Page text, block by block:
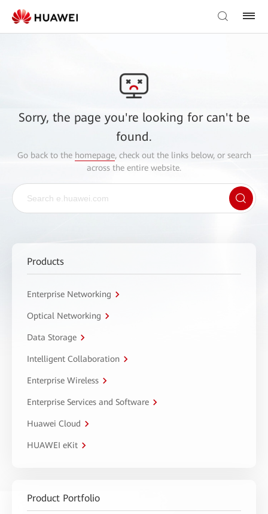
Sorry, the page you're looking for can't be
found.
Go back to the homepage, check out the links below, or search
across the entire website.
Products
Enterprise Networking
Optical Networking
Data Storage
Intelligent Collaboration
Enterprise Wireless
Enterprise Services and Software
Huawei Cloud
HUAWEI eKit
Product Portfolio